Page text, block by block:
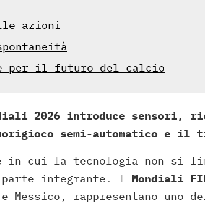
azioni
per il futuro del calcio
2026 introduce sensori,
semi-automatico e il
in cui la tecnologia non si
integrante. I Mondiali
Messico, rappresentano uno